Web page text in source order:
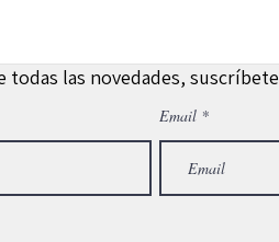
todas las novedades, suscríbete
Email